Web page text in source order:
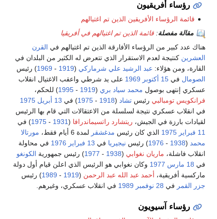
رؤساء أفريقيون
قائمة الرؤساء الأفريقين الذين تم اغتيالهم
مقالة مفصلة: قائمة الذين تم اغتيالهم في أفريقيا
هناك عدد كبير من الرؤساء الأفارقة الذين تم اغتيالهم في القرن
العشرين كنتيجة لعدم الاستقرار الذي تتعرض له الكثير من البلدان في
القارة، ومن هؤلاء: عبد الرشيد علي شرماركي (
1919
-
1969) رئيس
الصومال في 15 أكتوبر 1969 على يد شرطي واعقب الاغتيال انقلاب
عسكري إنتهى بوصول محمد سياد بري (
1919
-
1995) للحكم،
فرانكويس تومبالبي رئيس تشاد (
1918
-
1975) في 13 أبريل
1975
في انقلاب عسكري نتيجة لسلسلة من الاعتقالات التي قام بها الرئيس
لقيادات بارزة في الجيش، ريتشارد راتسيماندرافا (
1931
-
1975) في
11 فبراير
1975 الذي كان رئيس مدغشقر لمدة 6 أيام فقط،
مورتالا
محمد (
1938
-
1976) رئيس نيجيريا في 13 فبراير 1976 في محاولة
انقلاب فاشلة، ماريان نغوابي (
1938
-
1977) رئيس جمهورية الكونغو
في 18 مارس 1977 وكان نغوابي هو الرئيس الذي اعلن قيام أول دولة
ماركسية أفريقية، أحمد عبد الله عبد الرحمن (
1919
-
1989) رئيس
جزر القمر في 28 نوفمبر 1989 في انقلاب عسكري، وغيرهم.
رؤساء آسيويون